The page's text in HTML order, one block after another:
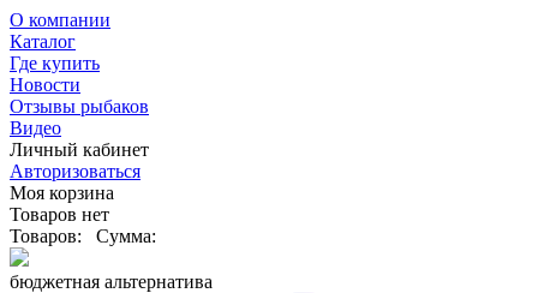
О компании
Каталог
Где купить
Новости
Отзывы рыбаков
Видео
Личный кабинет
Авторизоваться
Моя корзина
Товаров нет
Товаров:
Сумма:
бюджетная альтернатива